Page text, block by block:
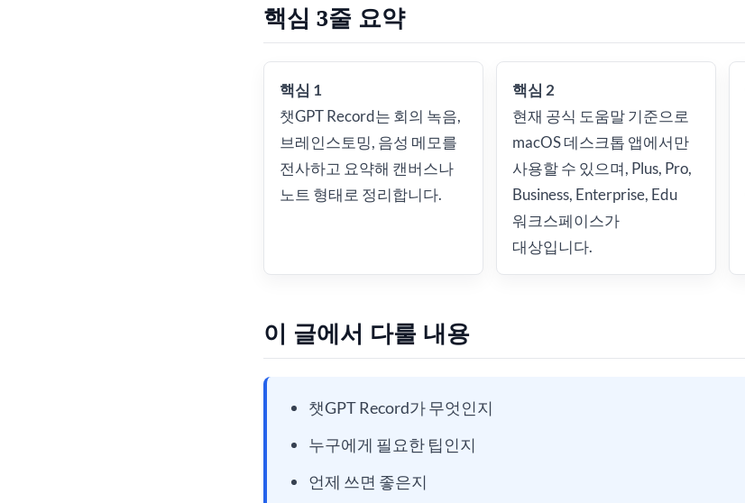
핵심 3줄 요약
핵심 1
챗GPT Record는 회의 녹음,
브레인스토밍, 음성 메모를
전사하고 요약해 캔버스나
노트 형태로 정리합니다.
핵심 2
현재 공식 도움말 기준으로
macOS 데스크톱 앱에서만
사용할 수 있으며, Plus, Pro,
Business, Enterprise, Edu
워크스페이스가
대상입니다.
이 글에서 다룰 내용
챗GPT Record가 무엇인지
누구에게 필요한 팁인지
언제 쓰면 좋은지